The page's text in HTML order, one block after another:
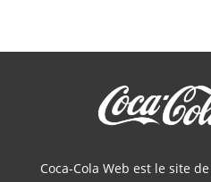
Coca-Cola Web est le site